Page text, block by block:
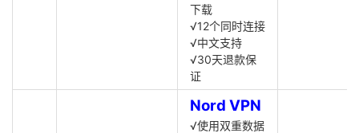
下载
√12个同时连接
√中文支持
√30天退款保
证
Nord VPN
√使用双重数据